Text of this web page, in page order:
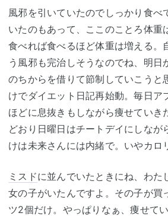
風邪を引いていたのでしっかり食べ
いたのもあって、ここのことろ体重
食べれば食べるほど体重は増える。
う風邪も完治しそうなのでね、明日
のちからを借りて節制していこうと
けでダイエット日記再始動。毎日ア
ほどに息抜きもしながら痩せていき
どおり日曜日はチートデイにしなが
けは未来さんには内緒で。いやカロ
ミスドに並んでいたときにね、わた
女の子がいたんですよ。その子が買
ツ2個だけ。やっぱりなぁ、痩せて